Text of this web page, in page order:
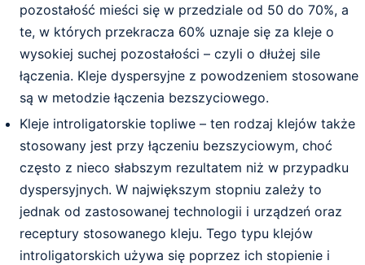
pozostałość mieści się w przedziale od 50 do 70%, a
te, w których przekracza 60% uznaje się za kleje o
wysokiej suchej pozostałości – czyli o dłużej sile
łączenia. Kleje dyspersyjne z powodzeniem stosowane
są w metodzie łączenia bezszyciowego.
Kleje introligatorskie topliwe – ten rodzaj klejów także
stosowany jest przy łączeniu bezszyciowym, choć
często z nieco słabszym rezultatem niż w przypadku
dyspersyjnych. W największym stopniu zależy to
jednak od zastosowanej technologii i urządzeń oraz
receptury stosowanego kleju. Tego typu klejów
introligatorskich używa się poprzez ich stopienie i